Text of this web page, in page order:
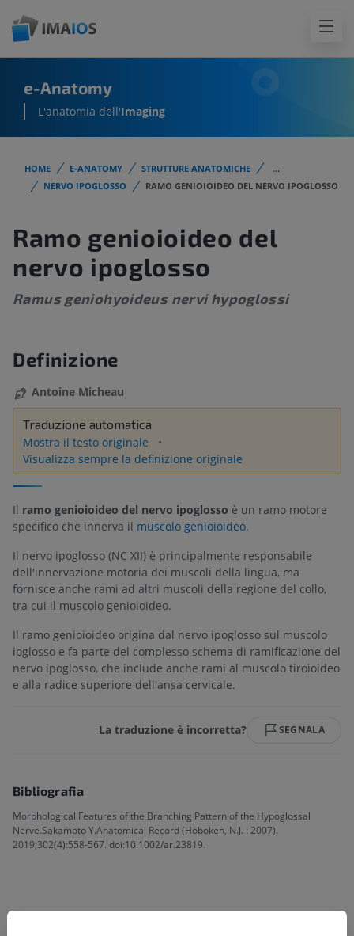
e-Anatomy
L'anatomia dell'Imaging
HOME E-ANATOMY STRUTTURE ANATOMICHE
...
NERVO IPOGLOSSO
RAMO GENIOIOIDEO DEL NERVO IPOGLOSSO
Ramo genioioideo del
nervo ipoglosso
Ramus geniohyoideus nervi hypoglossi
Definizione
Antoine Micheau
Traduzione automatica
Mostra il testo originale
Visualizza sempre la definizione originale
Il ramo genioioideo del nervo ipoglosso è un ramo motore
specifico che innerva il muscolo genioioideo.
Il nervo ipoglosso (NC XII) è principalmente responsabile
dell'innervazione motoria dei muscoli della lingua, ma
fornisce anche rami ad altri muscoli della regione del collo,
tra cui il muscolo genioioideo.
Il ramo genioioideo origina dal nervo ipoglosso sul muscolo
ioglosso e fa parte del complesso schema di ramificazione del
nervo ipoglosso, che include anche rami al muscolo tiroioideo
e alla radice superiore dell'ansa cervicale.
La traduzione è incorretta? SEGNALA
Bibliografia
Morphological Features of the Branching Pattern of the Hypoglossal
Nerve.Sakamoto Y.Anatomical Record (Hoboken, N.J. : 2007).
2019;302(4):558-567. doi:10.1002/ar.23819.